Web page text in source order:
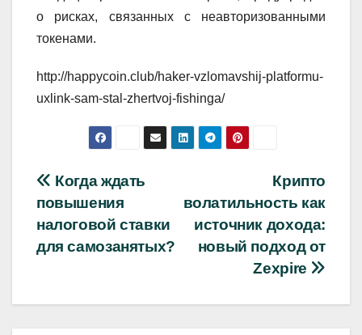
о рисках, связанных с неавторизованными
токенами.
http://happycoin.club/haker-vzlomavshij-platformu-
uxlink-sam-stal-zhertvoj-fishinga/
Навигация
по
записям
Крипто
волатильность как
источник дохода:
новый подход от
Zexpire
Когда ждать
повышения
налоговой ставки
для самозанятых?